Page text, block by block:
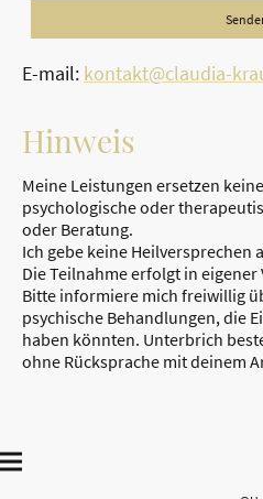
E-mail: kontakt@claudia-
Hinweis
Meine Leistungen ersetzen
psychologische oder
oder Beratung.
Ich gebe keine Heilversprechen
Die Teilnahme erfolgt in
Bitte informiere mich freiwillig
psychische Behandlungen, die
haben könnten. Unterbrich
ohne Rücksprache mit deinem